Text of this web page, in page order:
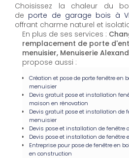
Choisissez la chaleur du
de porte de garage bois à
offrant charme naturel et
En plus de ses services :
remplacement de porte
menuisier, Menuiserie
propose aussi :
Création et pose de porte fenêtre en
menuisier
Devis gratuit pose et installation
maison en rénovation
Devis gratuit pose et installation de
menuisier
Devis pose et installation de fenêtre
Devis pose et installation de fenêtre
Entreprise pour pose de fenêtre en
en construction